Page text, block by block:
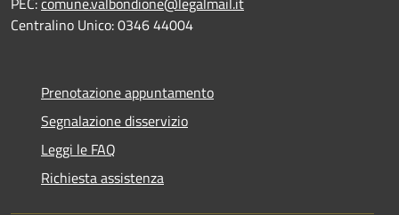
Centralino Unico: 0346 44004
Prenotazione appuntamento
Segnalazione disservizio
Leggi le FAQ
Richiesta assistenza